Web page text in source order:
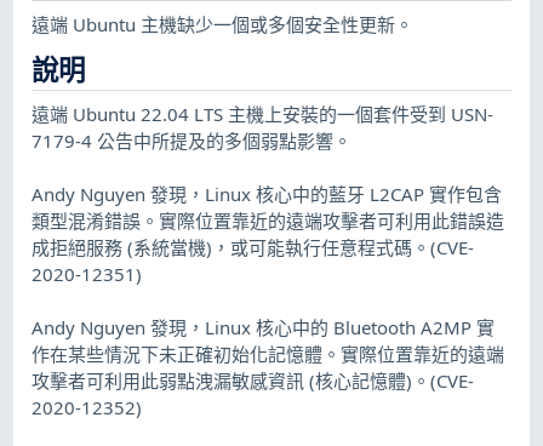
遠端 Ubuntu 主機缺少一個或多個安全性更新。
說明
遠端 Ubuntu 22.04 LTS 主機上安裝的一個套件受到 USN-
7179-4 公告中所提及的多個弱點影響。
Andy Nguyen 發現，Linux 核心中的藍牙 L2CAP 實作包含
類型混淆錯誤。實際位置靠近的遠端攻擊者可利用此錯誤造
成拒絕服務 (系統當機)，或可能執行任意程式碼。(CVE-
2020-12351)
Andy Nguyen 發現，Linux 核心中的 Bluetooth A2MP 實
作在某些情況下未正確初始化記憶體。實際位置靠近的遠端
攻擊者可利用此弱點洩漏敏感資訊 (核心記憶體)。(CVE-
2020-12352)